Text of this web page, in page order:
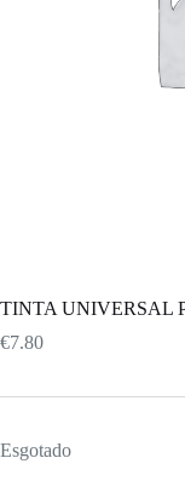
TINTA UNIVERSAL
€7.80
Esgotado